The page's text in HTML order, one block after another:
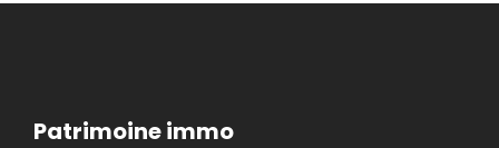
Patrimoine immo